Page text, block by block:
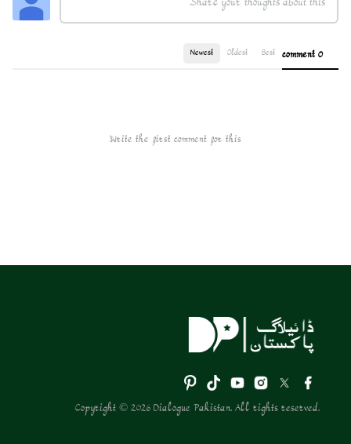
0 comment
Best
Oldest
Newest
Write the first comment for this!
Copyright © 2026 Dialogue Pakistan. All rights reserved.